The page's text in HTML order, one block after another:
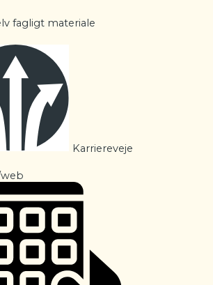
fagligt materiale
Karriereveje